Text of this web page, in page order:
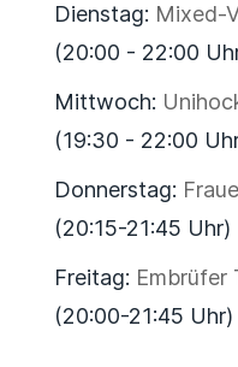
Dienstag: Mixed-
(20:00 - 22:00
Mittwoch:
(19:30 - 22:00
Donnerstag:
(20:15-21:45 Uhr)
Freitag: Embrüfer
(20:00-21:45 Uhr)